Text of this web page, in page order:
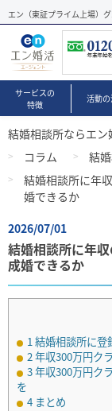
エン（東証プライム上場）
サービスの
特徴
活動
結婚相談所ならエン
コラム
結
結婚相談所に年
婚できるか
2026/07/01
結婚相談所に年
成婚できるか
1結婚相談所に登
2年収300万円ク
3年収300万円ク
を
4 まとめ